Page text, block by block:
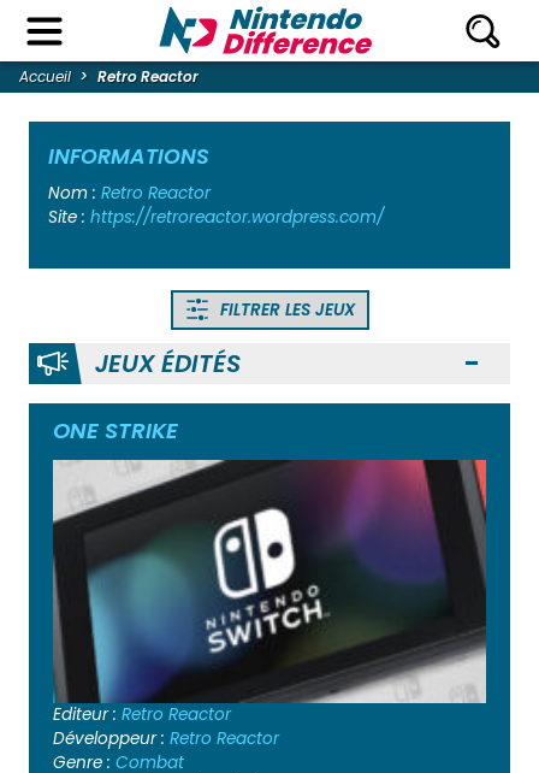
Accueil Retro Reactor
INFORMATIONS
Nom : Retro Reactor
Site : https://retroreactor.wordpress.com/
FILTRER LES JEUX
JEUX ÉDITÉS
ONE STRIKE
Editeur : Retro Reactor
Développeur : Retro Reactor
Genre : Combat